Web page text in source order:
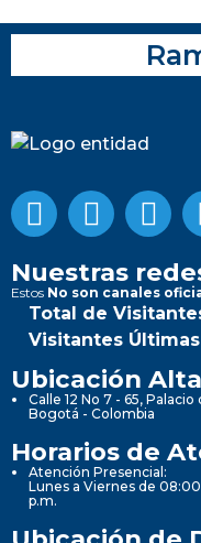
Nuestras
Estos No son canales
Total de
Visitantes
Ubicación
Calle 12 No 7 - 65,
Bogotá - Colombia
Horarios de
Atención Presencial:
Lunes a Viernes de
p.m.